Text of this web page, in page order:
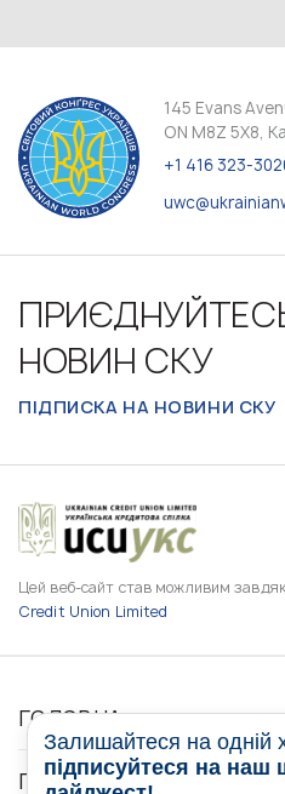
145 Evans
ON M8Z 5X8,
+1 416 323-
НОВИН СКУ
ПІДПИСКА НА НОВИНИ СКУ
Цей веб-сайт став можливим
Credit Union Limited
ГОЛОВНА
ПРО НАС
Залишайтеся на одній
підписуйтеся на наш